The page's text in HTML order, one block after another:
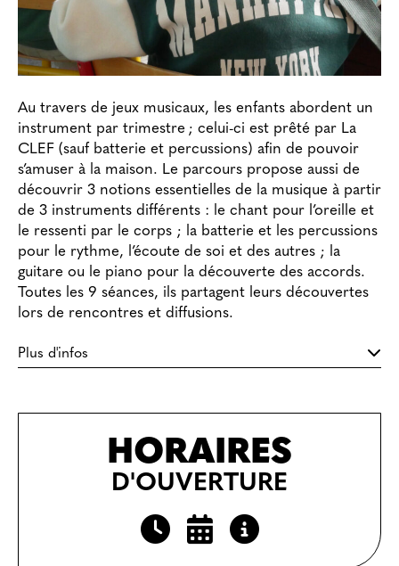
Au travers de jeux musicaux, les enfants abordent un
instrument par trimestre ; celui-ci est prêté par La
CLEF (sauf batterie et percussions) afin de pouvoir
s’amuser à la maison. Le parcours propose aussi de
découvrir 3 notions essentielles de la musique à partir
de 3 instruments différents : le chant pour l’oreille et
le ressenti par le corps ; la batterie et les percussions
pour le rythme, l’écoute de soi et des autres ; la
guitare ou le piano pour la découverte des accords.
Toutes les 9 séances, ils partagent leurs découvertes
lors de rencontres et diffusions.
Plus d'infos
HORAIRES
D'OUVERTURE